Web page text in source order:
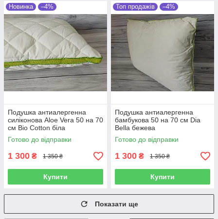
Новинка –4%
Подушка антиалергенна
силіконова Aloe Vera 50 на 70
см Bio Cotton біла
Готово до відправки
1 300 ₴ 1 350 ₴
Купити
Топ продажів –4%
Подушка антиалергенна
бамбукова 50 на 70 см Dia
Bella бежева
Готово до відправки
1 300 ₴ 1 350 ₴
Купити
Показати ще